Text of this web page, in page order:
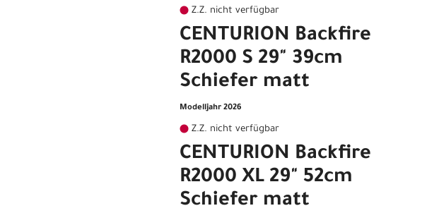
Z.Z. nicht verfügbar
CENTURION Backfire
R2000 S 29" 39cm
Schiefer matt
Modelljahr 2026
Z.Z. nicht verfügbar
CENTURION Backfire
R2000 XL 29" 52cm
Schiefer matt